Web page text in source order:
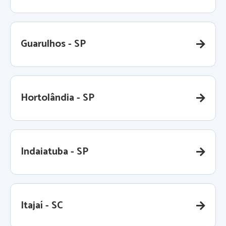
Guarulhos - SP
Hortolândia - SP
Indaiatuba - SP
Itajaí - SC